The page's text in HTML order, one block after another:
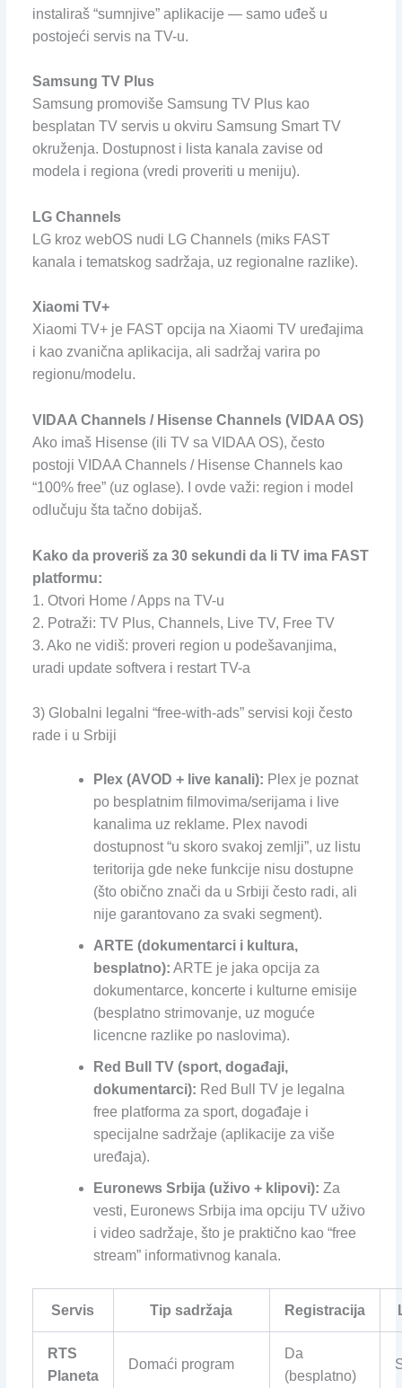
instaliraš “sumnjive” aplikacije — samo uđeš u
postojeći servis na TV-u.
Samsung TV Plus
Samsung promoviše Samsung TV Plus kao
besplatan TV servis u okviru Samsung Smart TV
okruženja. Dostupnost i lista kanala zavise od
modela i regiona (vredi proveriti u meniju).
LG Channels
LG kroz webOS nudi LG Channels (miks FAST
kanala i tematskog sadržaja, uz regionalne razlike).
Xiaomi TV+
Xiaomi TV+ je FAST opcija na Xiaomi TV uređajima
i kao zvanična aplikacija, ali sadržaj varira po
regionu/modelu.
VIDAA Channels / Hisense Channels (VIDAA OS)
Ako imaš Hisense (ili TV sa VIDAA OS), često
postoji VIDAA Channels / Hisense Channels kao
“100% free” (uz oglase). I ovde važi: region i model
odlučuju šta tačno dobijaš.
Kako da proveriš za 30 sekundi da li TV ima FAST
platformu:
1. Otvori Home / Apps na TV-u
2. Potraži: TV Plus, Channels, Live TV, Free TV
3. Ako ne vidiš: proveri region u podešavanjima,
uradi update softvera i restart TV-a
3) Globalni legalni “free-with-ads” servisi koji često
rade i u Srbiji
Plex (AVOD + live kanali): Plex je poznat
po besplatnim filmovima/serijama i live
kanalima uz reklame. Plex navodi
dostupnost “u skoro svakoj zemlji”, uz listu
teritorija gde neke funkcije nisu dostupne
(što obično znači da u Srbiji često radi, ali
nije garantovano za svaki segment).
ARTE (dokumentarci i kultura,
besplatno): ARTE je jaka opcija za
dokumentarce, koncerte i kulturne emisije
(besplatno strimovanje, uz moguće
licencne razlike po naslovima).
Red Bull TV (sport, događaji,
dokumentarci): Red Bull TV je legalna
free platforma za sport, događaje i
specijalne sadržaje (aplikacije za više
uređaja).
Euronews Srbija (uživo + klipovi): Za
vesti, Euronews Srbija ima opciju TV uživo
i video sadržaje, što je praktično kao “free
stream” informativnog kanala.
Servis Tip sadržaja Registracija
RTS
Planeta
Domaći program
Da
(besplatno)